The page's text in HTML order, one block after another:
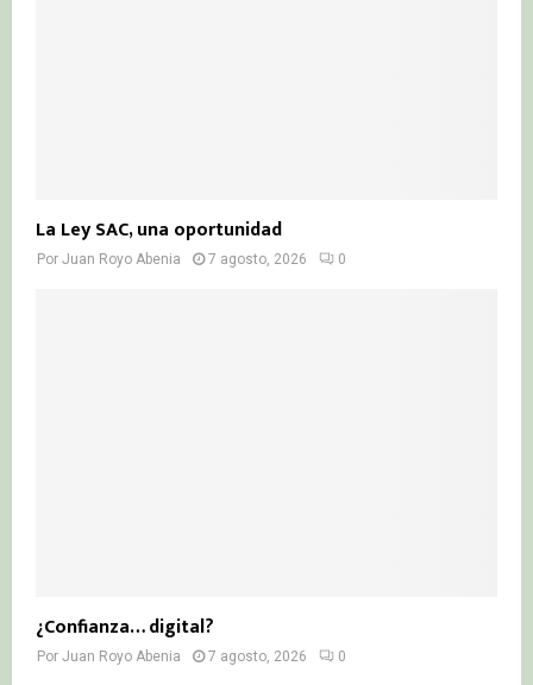
La Ley SAC, una oportunidad
Por Juan Royo Abenia 7 agosto, 2026 0
¿Confianza… digital?
Por Juan Royo Abenia 7 agosto, 2026 0